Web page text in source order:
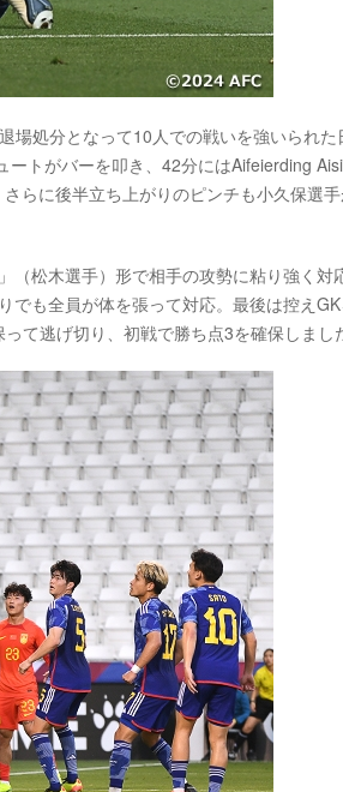
場処分となって10人での戦いを強いられた
トがバーを叩き、42分にはAifeierding
らに後半立ち上がりのピンチも小久保選
（松木選手）形で相手の攻勢に粘り強く対
でも全員が体を張って対応。最後は控え
て逃げ切り、初戦で勝ち点3を確保しまし